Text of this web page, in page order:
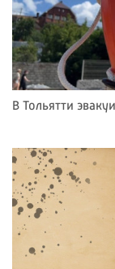
В Тольятти